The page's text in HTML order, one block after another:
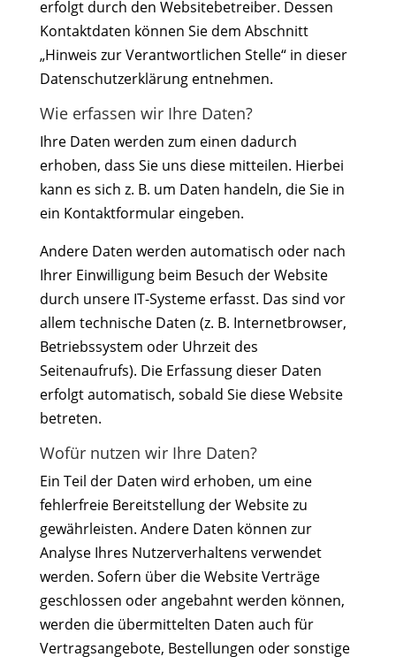
erfolgt durch den Websitebetreiber. Dessen
Kontaktdaten können Sie dem Abschnitt
„Hinweis zur Verantwortlichen Stelle“ in dieser
Datenschutzerklärung entnehmen.
Wie erfassen wir Ihre Daten?
Ihre Daten werden zum einen dadurch
erhoben, dass Sie uns diese mitteilen. Hierbei
kann es sich z. B. um Daten handeln, die Sie in
ein Kontaktformular eingeben.
Andere Daten werden automatisch oder nach
Ihrer Einwilligung beim Besuch der Website
durch unsere IT-Systeme erfasst. Das sind vor
allem technische Daten (z. B. Internetbrowser,
Betriebssystem oder Uhrzeit des
Seitenaufrufs). Die Erfassung dieser Daten
erfolgt automatisch, sobald Sie diese Website
betreten.
Wofür nutzen wir Ihre Daten?
Ein Teil der Daten wird erhoben, um eine
fehlerfreie Bereitstellung der Website zu
gewährleisten. Andere Daten können zur
Analyse Ihres Nutzerverhaltens verwendet
werden. Sofern über die Website Verträge
geschlossen oder angebahnt werden können,
werden die übermittelten Daten auch für
Vertragsangebote, Bestellungen oder sonstige